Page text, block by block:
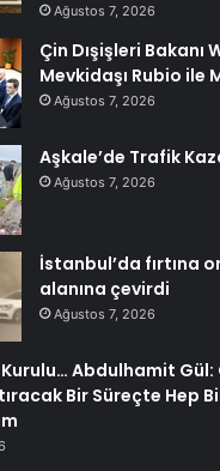
Ağustos 7, 2026
Çin Dışişleri Bakanı
Mevkidaşı Rubio ile
Ağustos 7, 2026
Aşkale’de Trafik
Ağustos 7, 2026
İstanbul’da fırtına
alanına çevirdi
Ağustos 7, 2026
Abdulhamit Gül:
Bir Süreçte Hep